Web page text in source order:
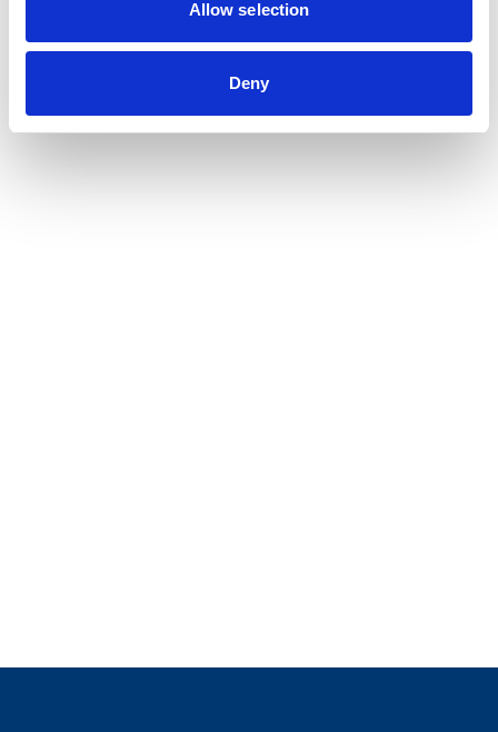
Allow selection
Deny